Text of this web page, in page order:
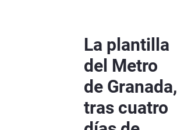
La plantilla
del Metro
de Granada,
tras cuatro